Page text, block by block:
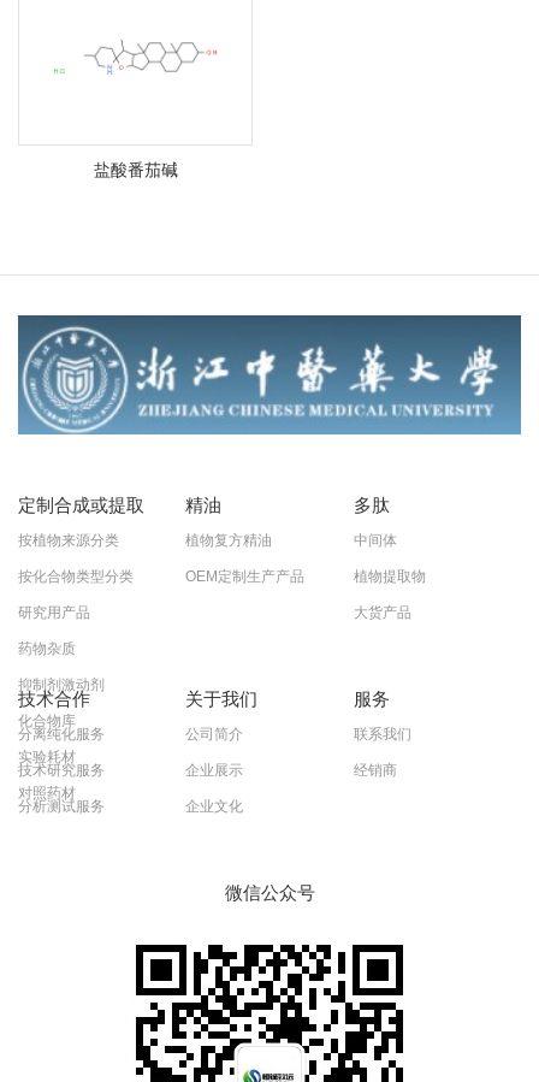
盐酸番茄碱
定制合成或提取
按植物来源分类
按化合物类型分类
研究用产品
药物杂质
抑制剂激动剂
化合物库
实验耗材
对照药材
精油
植物复方精油
OEM定制生产产品
多肽
中间体
植物提取物
大货产品
技术合作
分离纯化服务
技术研究服务
分析测试服务
关于我们
公司简介
企业展示
企业文化
服务
联系我们
经销商
微信公众号